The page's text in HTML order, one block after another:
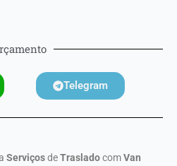
Telegram
ServiçosdeTrasladocomVan